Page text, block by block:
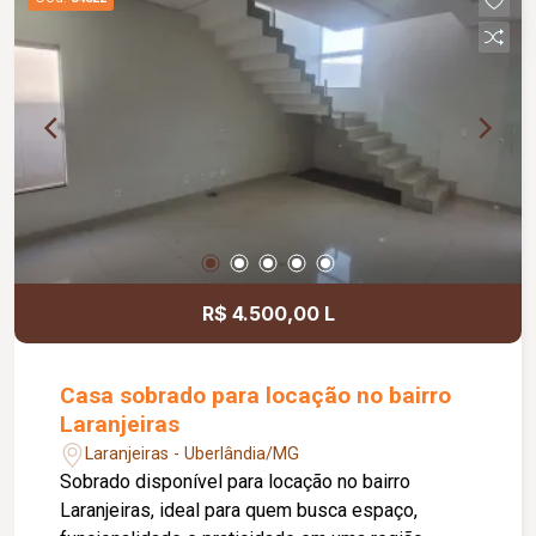
Lounge; Mini mercado; Academia; Coworking;
Centro estético; Espaço relax; Sauna; 03
elevadores atendendo a todos os pavimentos;
Empreendimento residencial com 25 pavimentos,
oferecendo completa estrutura de lazer, bem-
estar e praticidade.
R$ 4.500,00 L
Casa sobrado para locação no bairro
Laranjeiras
Laranjeiras - Uberlândia/MG
Sobrado disponível para locação no bairro
Laranjeiras, ideal para quem busca espaço,